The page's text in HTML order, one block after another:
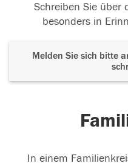
Schreiben Sie über
besonders in
Melden Sie sich bitte
In einem